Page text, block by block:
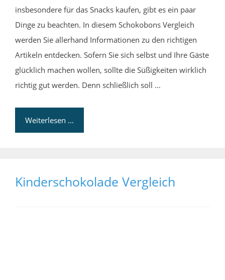
insbesondere für das Snacks kaufen, gibt es ein paar
Dinge zu beachten. In diesem Schokobons Vergleich
werden Sie allerhand Informationen zu den richtigen
Artikeln entdecken. Sofern Sie sich selbst und Ihre Gäste
glücklich machen wollen, sollte die Süßigkeiten wirklich
richtig gut werden. Denn schließlich soll …
Weiterlesen …
Kinderschokolade Vergleich